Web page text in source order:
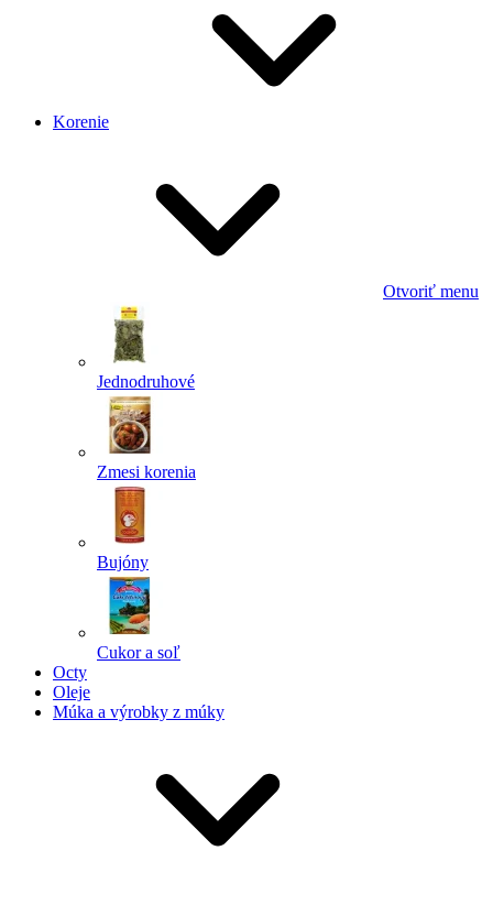
Korenie
Otvoriť menu
Jednodruhové
Zmesi korenia
Bujóny
Cukor a soľ
Octy
Oleje
Múka a výrobky z múky